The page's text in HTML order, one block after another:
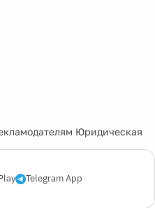
Юридическая
Telegram App